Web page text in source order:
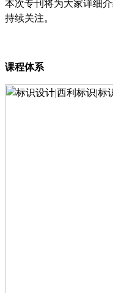
本次专刊将为大家详细
持续关注。
课程体系